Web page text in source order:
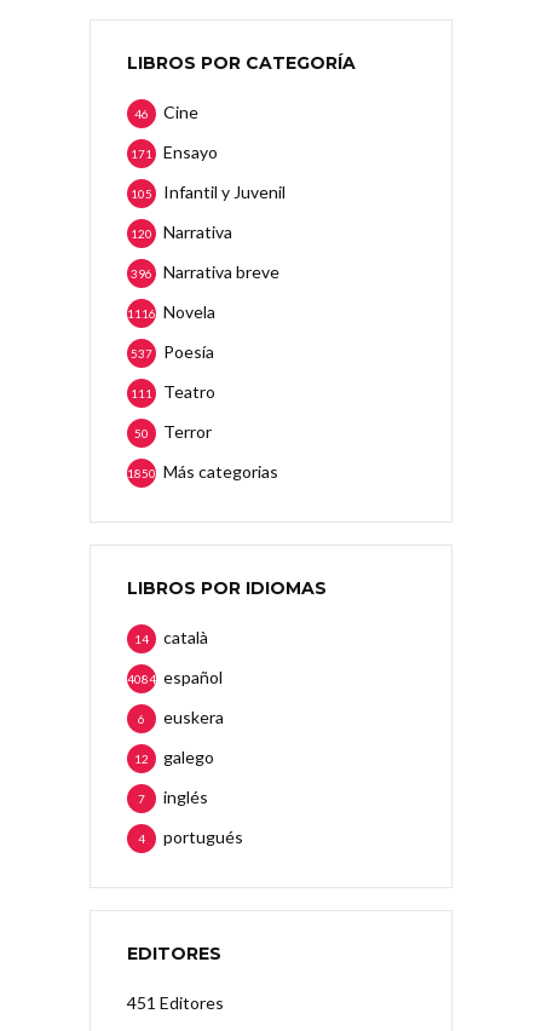
LIBROS POR CATEGORÍA
Cine
46
Ensayo
171
Infantil y Juvenil
105
Narrativa
120
Narrativa breve
396
Novela
1116
Poesía
537
Teatro
111
Terror
50
Más categorias
1850
LIBROS POR IDIOMAS
català
14
español
4084
euskera
6
galego
12
inglés
7
portugués
4
EDITORES
451 Editores